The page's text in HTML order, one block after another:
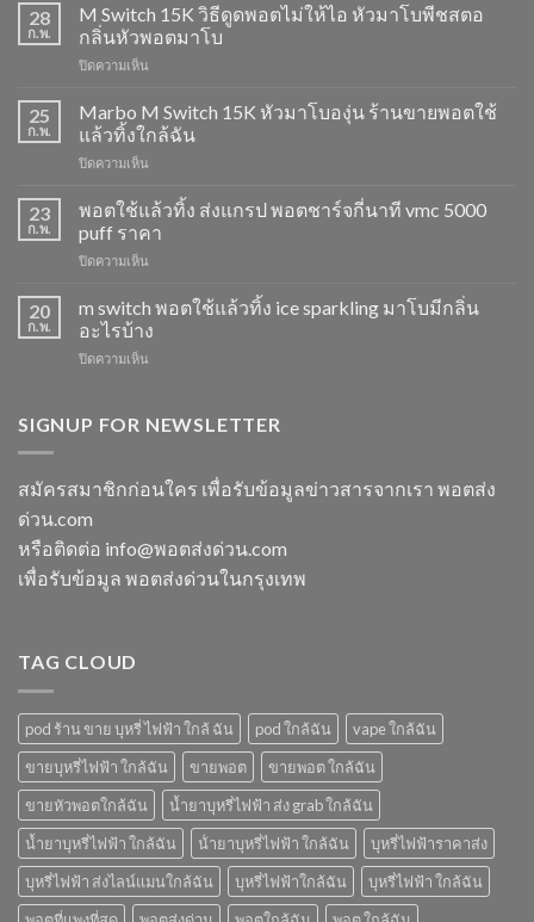
28
ก.พ.
M Switch 15K วิธีดูดพอตไม่ให้ไอ หัวมาโบพีชสตอ
กลิ่นหัวพอตมาโบ
ปิดความเห็น
Switch
15K
วิธี
ดูด
ไม่
ให้
หัว
โบ
พีช
กลิ่น
ตมา
25
ก.พ.
Marbo M Switch 15K หัวมาโบองุ่น ร้านขายพอตใช้
แล้วทิ้งใกล้ฉัน
ปิดความเห็น
M
Switch
15K
หัว
โบ
องุ่น
ขาย
แล้ว
ฉัน
23
ก.พ.
พอตใช้แล้วทิ้ง ส่งแกรป พอตชาร์จกี่นาที vmc 5000
puff ราคา
ปิดความเห็น
แล้ว
ทิ้ง
ส่ง
ชาร์จ
vmc
ราคา
20
ก.พ.
m switch พอตใช้แล้วทิ้ง ice sparkling มาโบมีกลิ่น
อะไรบ้าง
ปิดความเห็น
พอต
ice
โบ
มี
SIGNUP FOR NEWSLETTER
สมัครสมาชิกก่อนใคร เพื่อรับข้อมูลข่าวสารจากเรา พอตส่ง
ด่วน.com
หรือติดต่อ info@พอตส่งด่วน.com
เพื่อรับข้อมูล พอตส่งด่วนในกรุงเทพ
TAG CLOUD
pod ร้าน ขาย บุหรี่ ไฟฟ้า ใกล้ ฉัน pod ใกล้ฉัน
vape ใกล้ฉัน
ขายบุหรี่ไฟฟ้า ใกล้ฉัน
ขายพอต
ขายพอต ใกล้ฉัน
ขายหัวพอตใกล้ฉัน
น้ำยาบุหรี่ไฟฟ้า ส่ง grab ใกล้ฉัน
น้ำยาบุหรี่ไฟฟ้า ใกล้ฉัน
น้ํายาบุหรี่ไฟฟ้า ใกล้ฉัน
บุหรี่ไฟฟ้าราคาส่ง
บุหรี่ไฟฟ้า ส่งไลน์แมนใกล้ฉัน
บุหรี่ไฟฟ้าใกล้ฉัน
บุหรี่ไฟฟ้า ใกล้ฉัน